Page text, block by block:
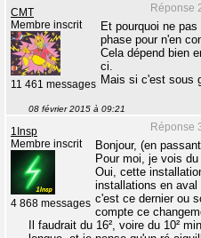
Réponse
CMT
Membre inscrit
11 461 messages
Et pourquoi ne
phase pour n'en
Cela dépend bien
ci.
Mais si c'est sous
08 février 2015 à 09:21
Réponse
1Insp
Membre inscrit
4 868 messages
Bonjour, (en
Pour moi, je vois du
Oui, cette
installations en aval
c'est ce dernier ou
compte ce
Il faudrait du 16², voire du 10²